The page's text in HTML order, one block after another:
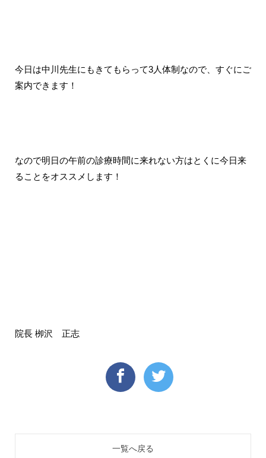
今日は中川先生にもきてもらって3人体制なので、すぐにご
案内できます！
なので明日の午前の診療時間に来れない方はとくに今日来
ることをオススメします！
院長 栁沢 正志
一覧へ戻る